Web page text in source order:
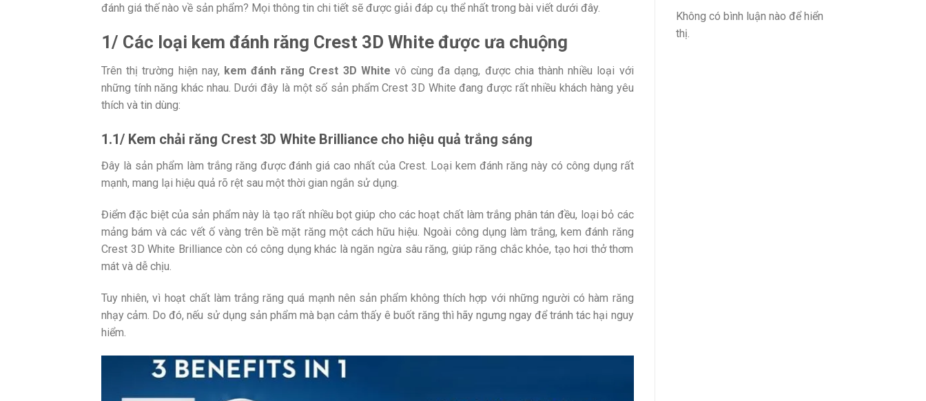
đánh giá thế nào về sản phẩm? Mọi thông tin chi tiết sẽ được giải đáp cụ thể nhất trong bài viết dưới đây.
1/ Các loại kem đánh răng Crest 3D White được ưa chuộng
Trên thị trường hiện nay, kem đánh răng Crest 3D White vô cùng đa dạng, được chia thành nhiều loại với
những tính năng khác nhau. Dưới đây là một số sản phẩm Crest 3D White đang được rất nhiều khách hàng yêu
thích và tin dùng:
1.1/ Kem chải răng Crest 3D White Brilliance cho hiệu quả trắng sáng
Đây là sản phẩm làm trắng răng được đánh giá cao nhất của Crest. Loại kem đánh răng này có công dụng rất
mạnh, mang lại hiệu quả rõ rệt sau một thời gian ngắn sử dụng.
Điểm đặc biệt của sản phẩm này là tạo rất nhiều bọt giúp cho các hoạt chất làm trắng phân tán đều, loại bỏ các
mảng bám và các vết ố vàng trên bề mặt răng một cách hữu hiệu. Ngoài công dụng làm trắng, kem đánh răng
Crest 3D White Brilliance còn có công dụng khác là ngăn ngừa sâu răng, giúp răng chắc khỏe, tạo hơi thở thơm
mát và dễ chịu.
Tuy nhiên, vì hoạt chất làm trắng răng quá mạnh nên sản phẩm không thích hợp với những người có hàm răng
nhạy cảm. Do đó, nếu sử dụng sản phẩm mà bạn cảm thấy ê buốt răng thì hãy ngưng ngay để tránh tác hại nguy
hiểm.
Không có bình luận nào để hiển
thị.